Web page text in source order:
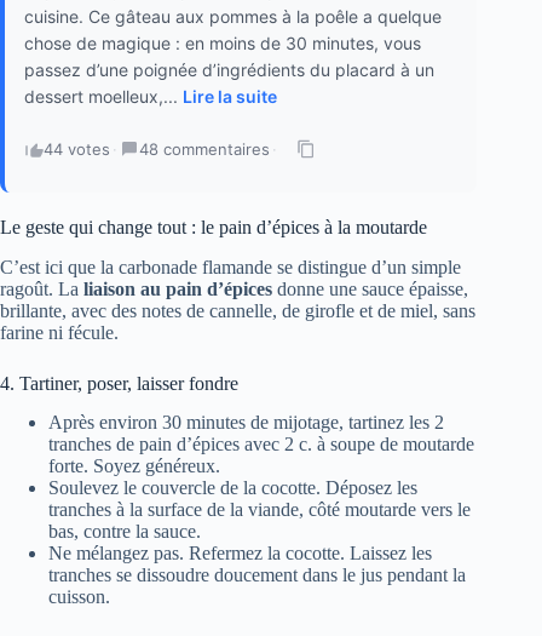
cuisine. Ce gâteau aux pommes à la poêle a quelque
chose de magique : en moins de 30 minutes, vous
passez d’une poignée d’ingrédients du placard à un
dessert moelleux,... Lire la suite
44 votes · 48 commentaires ·
Le geste qui change tout : le pain d’épices à la moutarde
C’est ici que la carbonade flamande se distingue d’un simple
ragoût. La liaison au pain d’épices donne une sauce épaisse,
brillante, avec des notes de cannelle, de girofle et de miel, sans
farine ni fécule.
4. Tartiner, poser, laisser fondre
Après environ 30 minutes de mijotage, tartinez les 2
tranches de pain d’épices avec 2 c. à soupe de moutarde
forte. Soyez généreux.
Soulevez le couvercle de la cocotte. Déposez les
tranches à la surface de la viande, côté moutarde vers le
bas, contre la sauce.
Ne mélangez pas. Refermez la cocotte. Laissez les
tranches se dissoudre doucement dans le jus pendant la
cuisson.